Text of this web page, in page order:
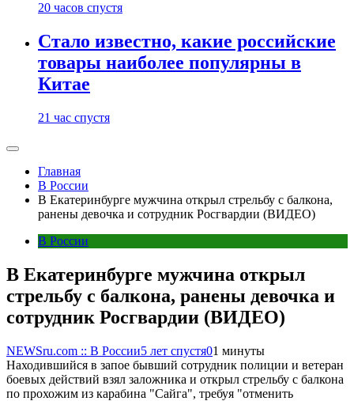
20 часов спустя
Стало известно, какие российские
товары наиболее популярны в
Китае
21 час спустя
Главная
В России
В Екатеринбурге мужчина открыл стрельбу с балкона,
ранены девочка и сотрудник Росгвардии (ВИДЕО)
В России
В Екатеринбурге мужчина открыл
стрельбу с балкона, ранены девочка и
сотрудник Росгвардии (ВИДЕО)
NEWSru.com :: В России5 лет спустя01 минуты
Находившийся в запое бывший сотрудник полиции и ветеран
боевых действий взял заложника и открыл стрельбу с балкона
по прохожим из карабина "Сайга", требуя "отменить